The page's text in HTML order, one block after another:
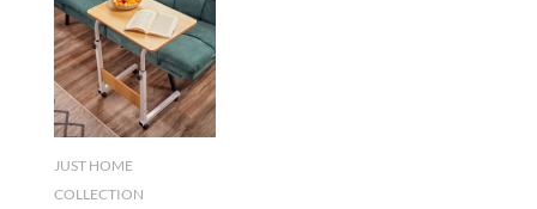
JUST HOME
COLLECTION